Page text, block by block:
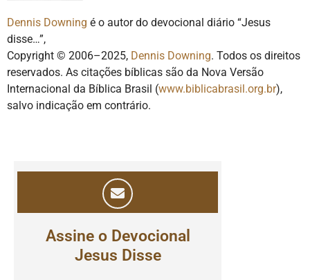
Dennis Downing é o autor do devocional diário “Jesus
disse…”,
Copyright © 2006–2025, Dennis Downing. Todos os direitos
reservados. As citações bíblicas são da Nova Versão
Internacional da Bíblica Brasil (www.biblicabrasil.org.br),
salvo indicação em contrário.
Assine o Devocional
Jesus Disse